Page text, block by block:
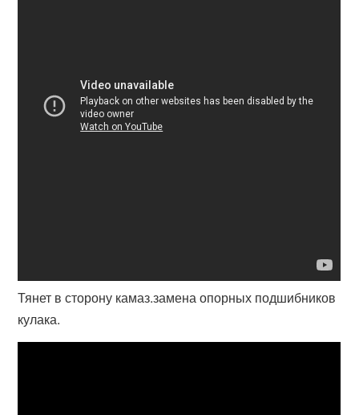
Тянет в сторону камаз.замена опорных подшибников
кулака.